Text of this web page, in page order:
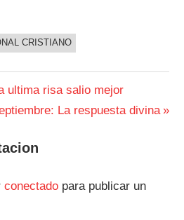
CRISTIANO
ultima risa salio mejor
La respuesta divina
conectado para publicar un